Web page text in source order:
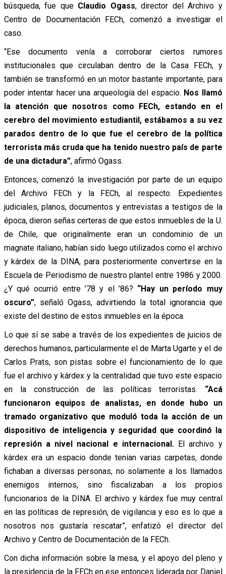
búsqueda, fue que Claudio Ogass, director del Archivo y
Centro de Documentación FECh, comenzó a investigar el
caso.
“Ese documento venía a corroborar ciertos rumores
institucionales que circulaban dentro de la Casa FECh, y
también se transformó en un motor bastante importante, para
poder intentar hacer una arqueología del espacio. Nos llamó
la atención que nosotros como FECh, estando en el
cerebro del movimiento estudiantil, estábamos a su vez
parados dentro de lo que fue el cerebro de la política
terrorista más cruda que ha tenido nuestro país de parte
de una dictadura”, afirmó Ogass.
Entonces, comenzó la investigación por parte de un equipo
del Archivo FECh y la FECh, al respecto. Expedientes
judiciales, planos, documentos y entrevistas a testigos de la
época, dieron señas certeras de que estos inmuebles de la U.
de Chile, que originalmente eran un condominio de un
magnate italiano, habían sido luego utilizados como el archivo
y kárdex de la DINA, para posteriormente convertirse en la
Escuela de Periodismo de nuestro plantel entre 1986 y 2000.
¿Y qué ocurrió entre ’78 y el ’86? “Hay un período muy
oscuro”, señaló Ogass, advirtiendo la total ignorancia que
existe del destino de estos inmuebles en la época.
Lo que sí se sabe a través de los expedientes de juicios de
derechos humanos, particularmente el de Marta Ugarte y el de
Carlos Prats, son pistas sobre el funcionamiento de lo que
fue el archivo y kárdex y la centralidad que tuvo este espacio
en la construcción de las políticas terroristas. “Acá
funcionaron equipos de analistas, en donde hubo un
tramado organizativo que moduló toda la acción de un
dispositivo de inteligencia y seguridad que coordinó la
represión a nivel nacional e internacional. El archivo y
kárdex era un espacio donde tenían varias carpetas, donde
fichaban a diversas personas, no solamente a los llamados
enemigos internos, sino fiscalizaban a los propios
funcionarios de la DINA. El archivo y kárdex fue muy central
en las políticas de represión, de vigilancia y eso es lo que a
nosotros nos gustaría rescatar”, enfatizó el director del
Archivo y Centro de Documentación de la FECh.
Con dicha información sobre la mesa, y el apoyo del pleno y
la presidencia de la FECh en ese entonces liderada por Daniel